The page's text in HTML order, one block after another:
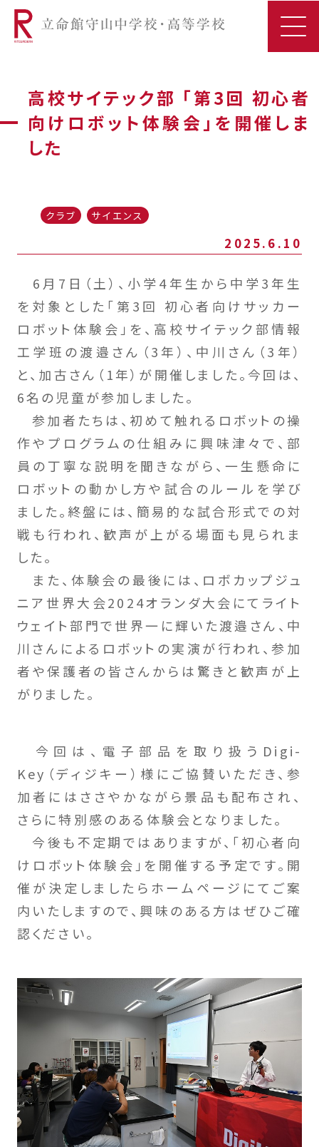
高校サイテック部 「第3回 初心者
向けロボット体験会」を開催しま
した
クラブ サイエンス
2025.6.10
6月7日（土）、小学4年生から中学3年生
を対象とした「第3回 初心者向けサッカー
ロボット体験会」を、高校サイテック部情報
工学班の渡邉さん（3年）、中川さん（3年）
と、加古さん（1年）が開催しました。今回は、
6名の児童が参加しました。
参加者たちは、初めて触れるロボットの操
作やプログラムの仕組みに興味津々で、部
員の丁寧な説明を聞きながら、一生懸命に
ロボットの動かし方や試合のルールを学び
ました。終盤には、簡易的な試合形式での対
戦も行われ、歓声が上がる場面も見られま
した。
また、体験会の最後には、ロボカップジュ
ニア世界大会2024オランダ大会にてライト
ウェイト部門で世界一に輝いた渡邉さん、中
川さんによるロボットの実演が行われ、参加
者や保護者の皆さんからは驚きと歓声が上
がりました。
今回は、電子部品を取り扱うDigi-
Key（ディジキー）様にご協賛いただき、参
加者にはささやかながら景品も配布され、
さらに特別感のある体験会となりました。
今後も不定期ではありますが、「初心者向
けロボット体験会」を開催する予定です。開
催が決定しましたらホームページにてご案
内いたしますので、興味のある方はぜひご確
認ください。